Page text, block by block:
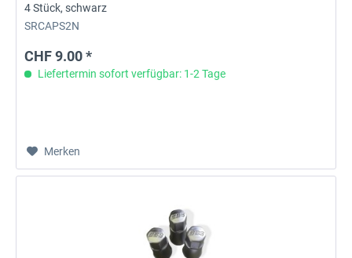
4 Stück, schwarz
SRCAPS2N
CHF 9.00 *
Liefertermin sofort verfügbar: 1-2 Tage
Merken